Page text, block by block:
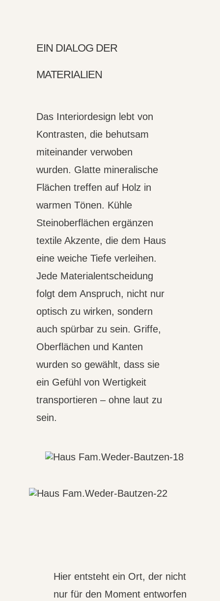
EIN DIALOG DER
MATERIALIEN
Das Interiordesign lebt von
Kontrasten, die behutsam
miteinander verwoben
wurden. Glatte mineralische
Flächen treffen auf Holz in
warmen Tönen. Kühle
Steinoberflächen ergänzen
textile Akzente, die dem Haus
eine weiche Tiefe verleihen.
Jede Materialentscheidung
folgt dem Anspruch, nicht nur
optisch zu wirken, sondern
auch spürbar zu sein. Griffe,
Oberflächen und Kanten
wurden so gewählt, dass sie
ein Gefühl von Wertigkeit
transportieren – ohne laut zu
sein.
Hier entsteht ein Ort, der nicht
nur für den Moment entworfen